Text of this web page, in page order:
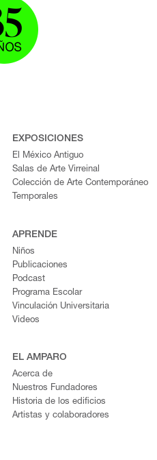
EXPOSICIONES
El México Antiguo
Salas de Arte Virreinal
Colección de Arte Contemporáneo
Temporales
APRENDE
Niños
Publicaciones
Podcast
Programa Escolar
Vinculación Universitaria
Videos
EL AMPARO
Acerca de
Nuestros Fundadores
Historia de los edificios
Artistas y colaboradores